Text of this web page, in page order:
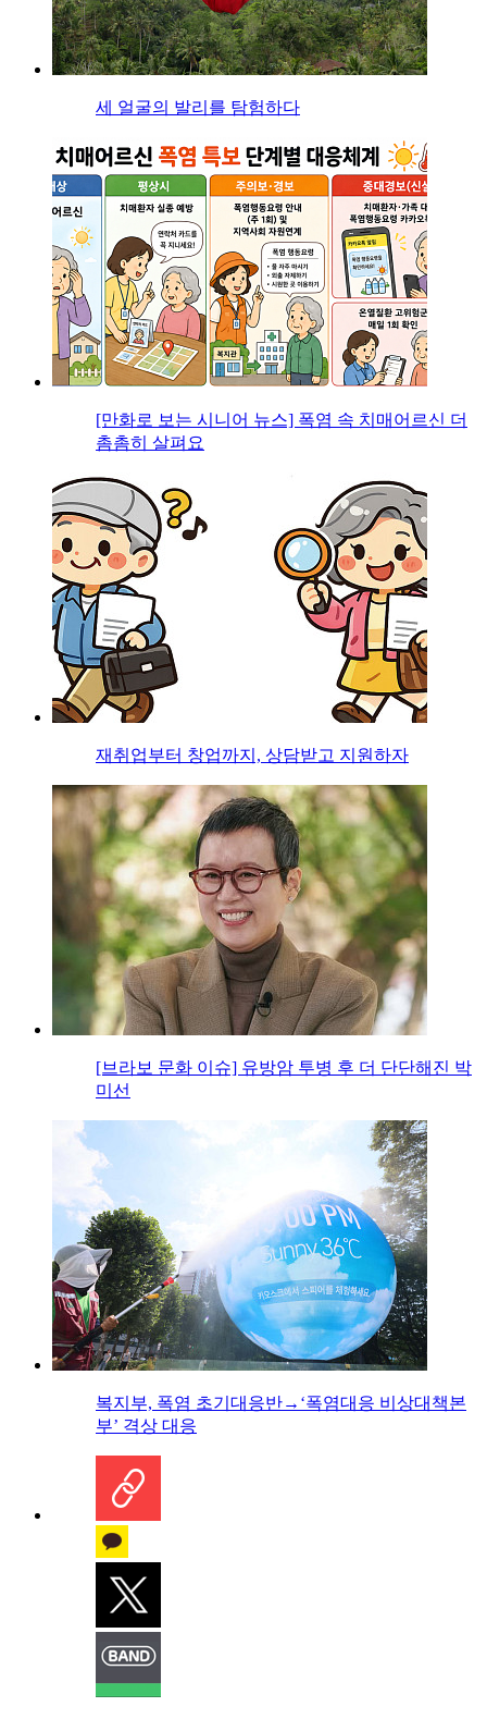
세 얼굴의 발리를 탐험하다
[만화로 보는 시니어 뉴스] 폭염 속 치매어르신 더
촘촘히 살펴요
재취업부터 창업까지, 상담받고 지원하자
[브라보 문화 이슈] 유방암 투병 후 더 단단해진 박
미선
복지부, 폭염 초기대응반→‘폭염대응 비상대책본
부’ 격상 대응